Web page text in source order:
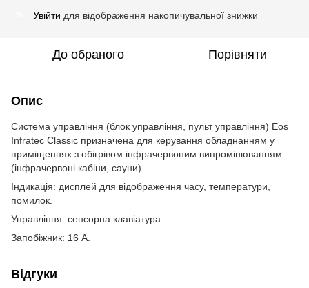
Увійти для відображення накопичувальної знижки
До обраного Порівняти
Опис
Система управління (блок управління, пульт управління) Eos
Infratec Classic призначена для керування обладнанням у
приміщеннях з обігрівом інфрачервоним випромінюванням
(інфрачервоні кабіни, сауни).
Індикація: дисплей для відображення часу, температури,
помилок.
Управління: сенсорна клавіатура.
Запобіжник: 16 А.
Відгуки